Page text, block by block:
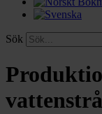
Sök